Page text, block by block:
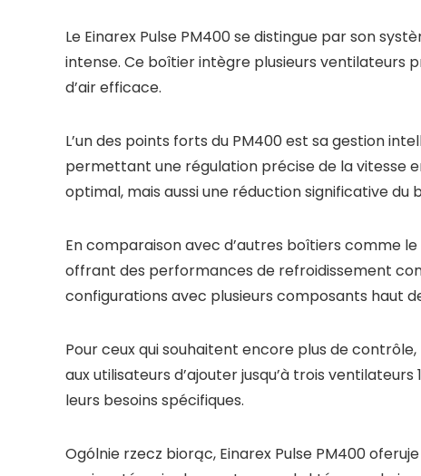
Le Einarex Pulse PM400 se distingue par son
intense. Ce boîtier intègre plusieurs ventilateurs
d’air efficace.
L’un des points forts du PM400 est sa gestion
permettant une régulation précise de la vitesse
optimal, mais aussi une réduction significative du
En comparaison avec d’autres boîtiers comme
offrant des performances de refroidissement
configurations avec plusieurs composants haut
Pour ceux qui souhaitent encore plus de
aux utilisateurs d’ajouter jusqu’à trois
leurs besoins spécifiques.
Ogólnie rzecz biorąc, Einarex Pulse PM400